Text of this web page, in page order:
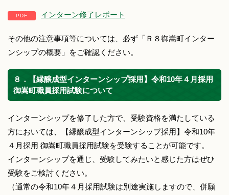
インターン修了レポート
その他の注意事項等については、必ず「Ｒ８御嵩町インター
ンシップの概要」をご確認ください。
８．【縁醸成型インターンシップ採用】令和10年４月採用
御嵩町職員採用試験について
インターンシップを修了した方で、受験資格を満たしている
方においては、【縁醸成型インターンシップ採用】令和10年
４月採用 御嵩町職員採用試験を受験することが可能です。
インターンシップを通じ、受験してみたいと感じた方はぜひ
受験をご検討ください。
（通常の令和10年４月採用試験は別途実施しますので、併願